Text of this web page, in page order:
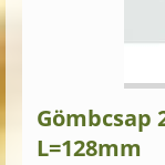
Gömbcsap
L=128mm